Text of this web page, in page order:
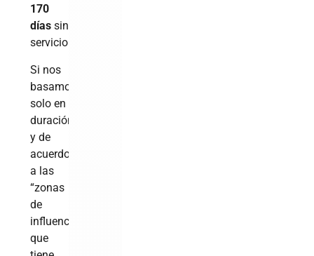
170
díassin
servicio.
Si nos
basamos
solo en
duración,
y de
acuerdo
a las
“zonas
de
influencia”
que